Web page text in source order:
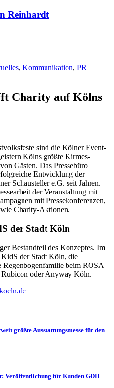
, Kommunikation, PR
Charity auf Kölns
sind die Kölner Event-
Kölns größte Kirmes-
Gästen. Das Pressebüro
Entwicklung der
Schausteller e.G. seit Jahren.
der Veranstaltung mit
mit Pressekonferenzen,
Charity-Aktionen.
der Stadt Köln
Bestandteil des Konzeptes. Im
der Stadt Köln, die
Regenbogenfamilie beim ROSA
oder Anyway Köln.
größte Ausstattungsmesse für den
Veröffentlichung für Kunden GDH